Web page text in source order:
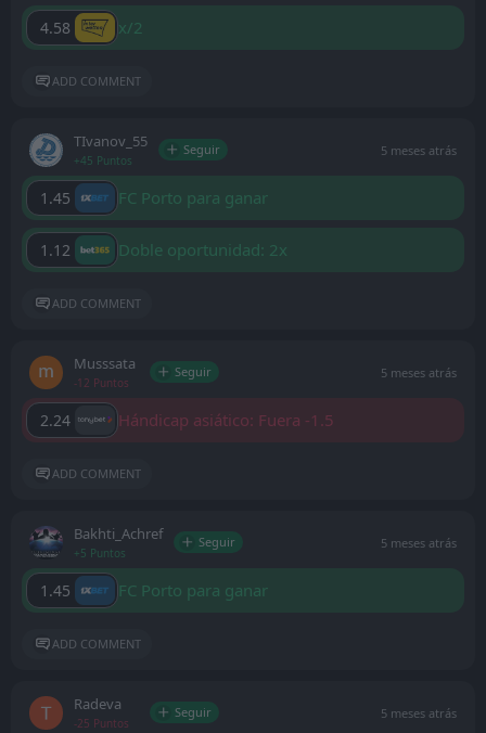
4.58 x/2
ADD COMMENT
ТIvanov_55
+45 Puntos
Seguir 5 meses atrás
1.45 FC Porto para ganar
1.12 Doble oportunidad: 2x
ADD COMMENT
Musssata
-12 Puntos
Seguir 5 meses atrás
2.24 Hándicap asiático: Fuera -1.5
ADD COMMENT
Bakhti_Achref
+5 Puntos
Seguir 5 meses atrás
1.45 FC Porto para ganar
ADD COMMENT
Radeva
-25 Puntos
Seguir 5 meses atrás